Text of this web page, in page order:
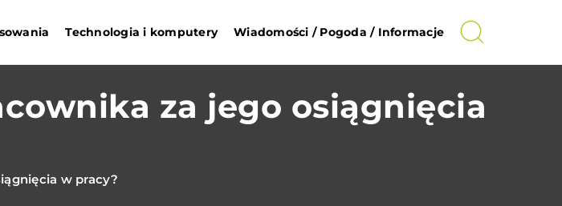
Technologia i komputery Wiadomości / Pogoda / Informacje
za jego osiągnięcia
w pracy?